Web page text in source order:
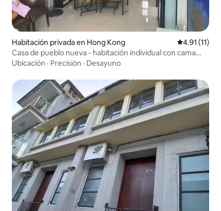
Habitación privada en Hong Kong Calificación
4.91 (11)
Casa de pueblo nueva - habitación individual con cama
individual西貢蠔涌
Ubicación · Precisión · Desayuno